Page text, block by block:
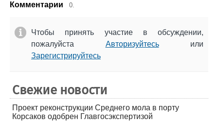
Комментарии 0.
Чтобы принять участие в обсуждении,
пожалуйста Авторизуйтесьили
Зарегистрируйтесь
Свежие новости
Проект реконструкции Среднего мола в порту
Корсаков одобрен Главгосэкспертизой